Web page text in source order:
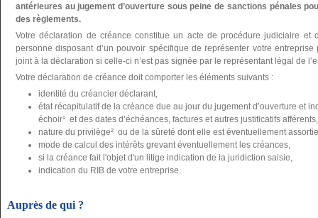
antérieures au jugement d’ouverture sous peine de sanctions pénales
des règlements.
Votre déclaration de créance constitue un acte de procédure judiciaire et
personne disposant d’un pouvoir spécifique de représenter votre
joint à la déclaration si celle-ci n’est pas signée par le représentant légal de
Votre déclaration de créance doit comporter les éléments suivants :
identité du créancier déclarant,
état récapitulatif de la créance due au jour du jugement d’ouverture et
échoir¹ et des dates d’échéances, factures et autres justificatifs afférents,
nature du privilège² ou de la sûreté dont elle est éventuellement
mode de calcul des intérêts grevant éventuellement les créances,
si la créance fait l'objet d'un litige indication de la juridiction saisie,
indication du RIB de votre entreprise.
Auprès de qui ?